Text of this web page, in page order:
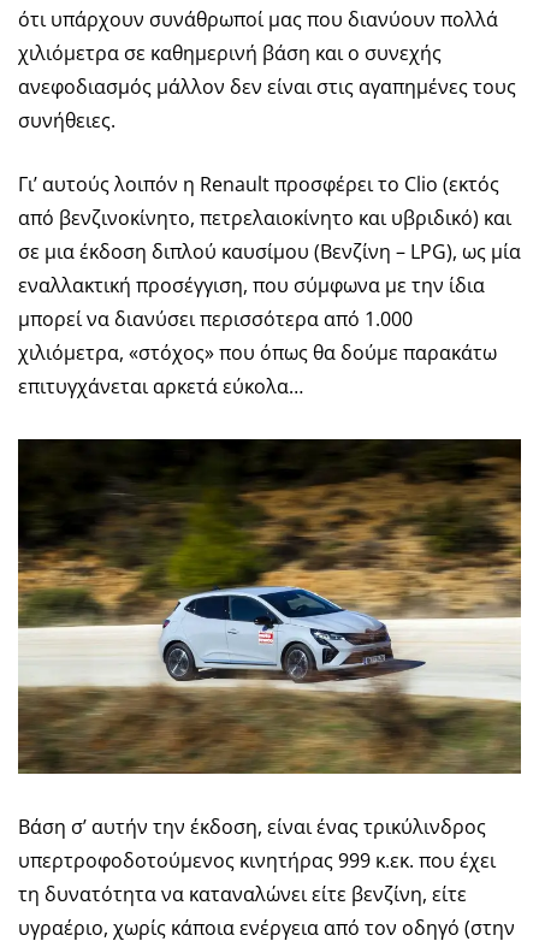
ότι υπάρχουν συνάθρωποί μας που διανύουν πολλά
χιλιόμετρα σε καθημερινή βάση και ο συνεχής
ανεφοδιασμός μάλλον δεν είναι στις αγαπημένες τους
συνήθειες.
Γι’ αυτούς λοιπόν η Renault προσφέρει το Clio (εκτός
από βενζινοκίνητο, πετρελαιοκίνητο και υβριδικό) και
σε μια έκδοση διπλού καυσίμου (Βενζίνη – LPG), ως μία
εναλλακτική προσέγγιση, που σύμφωνα με την ίδια
μπορεί να διανύσει περισσότερα από 1.000
χιλιόμετρα, «στόχος» που όπως θα δούμε παρακάτω
επιτυγχάνεται αρκετά εύκολα…
Βάση σ’ αυτήν την έκδοση, είναι ένας τρικύλινδρος
υπερτροφοδοτούμενος κινητήρας 999 κ.εκ. που έχει
τη δυνατότητα να καταναλώνει είτε βενζίνη, είτε
υγραέριο, χωρίς κάποια ενέργεια από τον οδηγό (στην